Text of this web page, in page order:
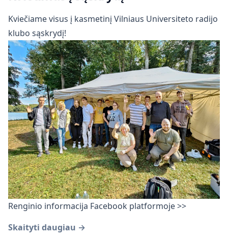
Kviečiame visus į kasmetinį Vilniaus Universiteto radijo
klubo sąskrydį!
Renginio informacija Facebook platformoje >>
Skaityti daugiau →